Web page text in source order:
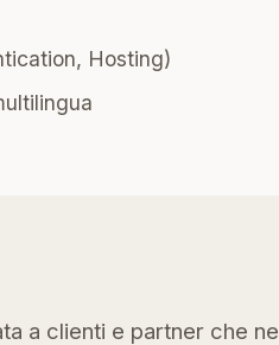
Hosting)
a clienti e partner che ne